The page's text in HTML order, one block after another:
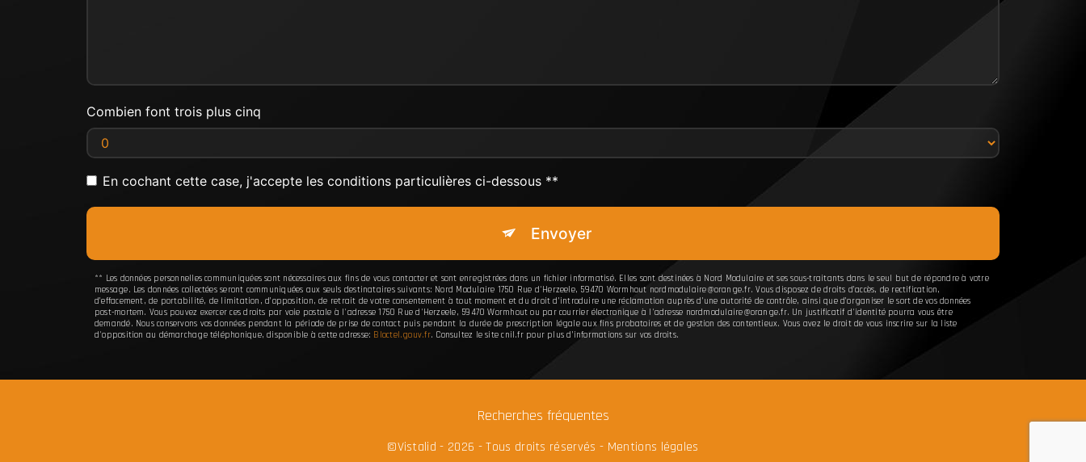
Combien font trois plus cinq
En cochant cette case, j'accepte les conditions particulières ci-dessous **
Envoyer
** Les données personnelles communiquées sont nécessaires aux fins de vous contacter et sont enregistrées dans un fichier informatisé. Elles sont destinées à Nord Modulaire et ses sous-traitants dans le seul but de répondre à votre
message. Les données collectées seront communiquées aux seuls destinataires suivants: Nord Modulaire 1750 Rue d'Herzeele, 59470 Wormhout nordmodulaire@orange.fr. Vous disposez de droits d’accès, de rectification,
d’effacement, de portabilité, de limitation, d’opposition, de retrait de votre consentement à tout moment et du droit d’introduire une réclamation auprès d’une autorité de contrôle, ainsi que d’organiser le sort de vos données
post-mortem. Vous pouvez exercer ces droits par voie postale à l'adresse 1750 Rue d'Herzeele, 59470 Wormhout ou par courrier électronique à l'adresse nordmodulaire@orange.fr. Un justificatif d'identité pourra vous être
demandé. Nous conservons vos données pendant la période de prise de contact puis pendant la durée de prescription légale aux fins probatoires et de gestion des contentieux. Vous avez le droit de vous inscrire sur la liste
d'opposition au démarchage téléphonique, disponible à cette adresse:
Bloctel.gouv.fr. Consultez le site cnil.fr pour plus d’informations sur vos droits.
Recherches fréquentes
©Vistalid - 2026 - Tous droits réservés - Mentions légales